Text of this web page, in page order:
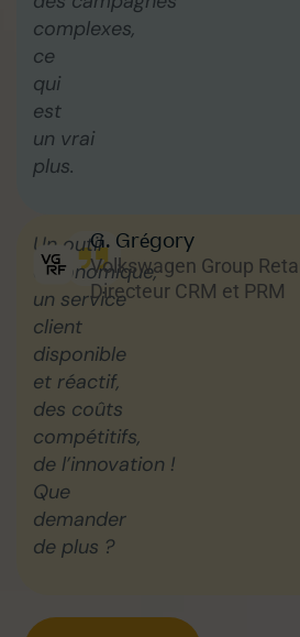
complexes,
ce
qui
est
un vrai
plus.
Un outil
ergonomique,
un service
client
disponible
et réactif,
des coûts
compétitifs,
de l’innovation !
Que
demander
de plus ?
G. Grégory
Volkswagen Group
Directeur CRM et PRM